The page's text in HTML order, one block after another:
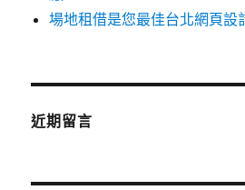
場地租借是您最佳台北網頁設
近期留言